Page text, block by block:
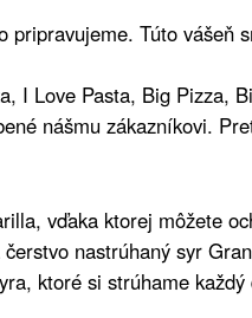
Túto vášeň
I Love Pasta, Big Pizza,
nášmu zákazníkovi.
vďaka ktorej môžete
nastrúhaný syr
ktoré si strúhame